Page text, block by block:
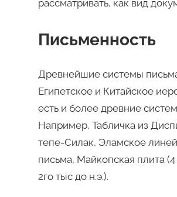
рассматривать, как вид
Письменность
Древнейшие системы
Египетское и Китайское
есть и более древние
Например, Табличка из
тепе-Силак, Эламское
письма, Майкопская плита
2го тыс до н.э.).